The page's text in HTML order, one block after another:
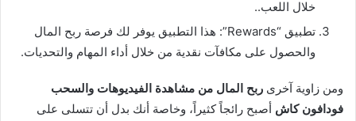
خلال اللعب..
تطبيق “Rewards”: هذا التطبيق يوفر لك فرصة ربح المال
والحصول على مكافآت نقدية من خلال أداء المهام والتحديات.
ومن زاوية آخرى ربح المال من مشاهدة الفيديوهات والسحب
فودافون كاش أصبح رائجاً كثيراً، وخاصة أنك بدل أن تتسلى على